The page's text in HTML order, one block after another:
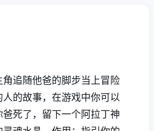
追随他爸的脚步当上冒险
的故事，在游戏中你可以
死了，留下一个阿拉丁神